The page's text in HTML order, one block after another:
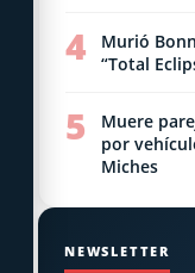
4
Murió
“Total
5
Muere
por
Miches
NEWSLETTER